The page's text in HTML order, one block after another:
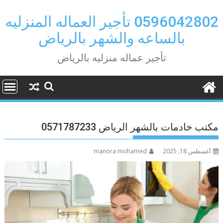
to
content
0596042802 تأجير العماله المنزليه
بالساعه والشهر بالرياض
تأجير عماله منزليه بالرياض
مكتب خادمات بالشهر الرياض 0571787233
أغسطس 18, 2025 manora mohamed